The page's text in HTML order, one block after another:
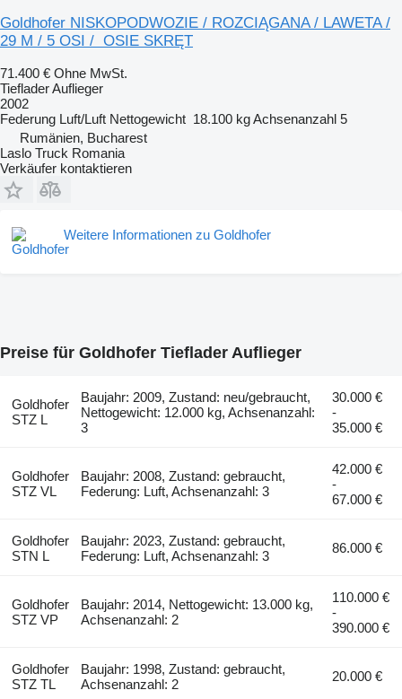
Goldhofer NISKOPODWOZIE / ROZCIĄGANA / LAWETA /
29 M / 5 OSI / OSIE SKRĘT
71.400 € Ohne MwSt.
Tieflader Auflieger
2002
Federung Luft/Luft Nettogewicht 18.100 kgAchsenanzahl 5
Rumänien, Bucharest
Laslo Truck Romania
Verkäufer kontaktieren
Weitere Informationen zu Goldhofer
Preise für Goldhofer Tieflader Auflieger
Goldhofer
STZ L
Baujahr: 2009, Zustand: neu/gebraucht,
Nettogewicht: 12.000 kg, Achsenanzahl:
3
30.000 €
-
35.000 €
Goldhofer
STZ VL
Baujahr: 2008, Zustand: gebraucht,
Federung: Luft, Achsenanzahl: 3
42.000 €
-
67.000 €
Goldhofer
STN L
Baujahr: 2023, Zustand: gebraucht,
Federung: Luft, Achsenanzahl: 3
86.000 €
Goldhofer
STZ VP
Baujahr: 2014, Nettogewicht: 13.000 kg,
Achsenanzahl: 2
110.000 €
-
390.000 €
Goldhofer
STZ TL
Baujahr: 1998, Zustand: gebraucht,
Achsenanzahl: 2
20.000 €